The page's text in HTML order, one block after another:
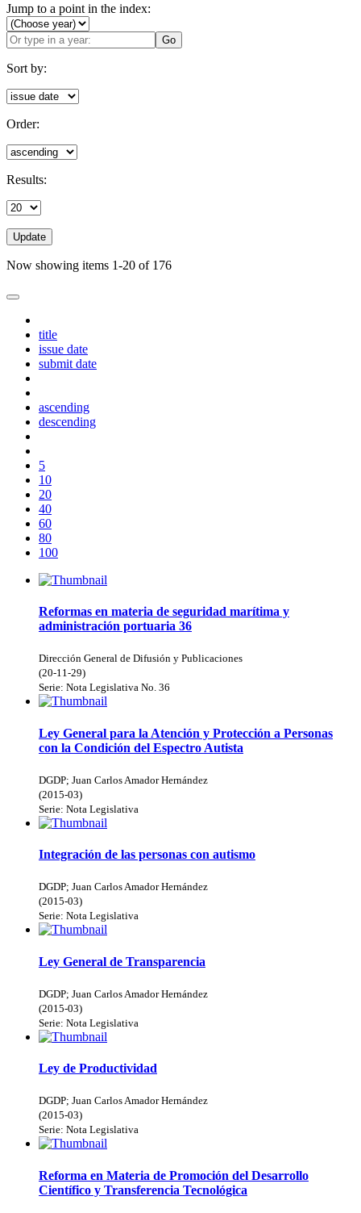
Jump to a point in the index:
Go
Sort by:
Order:
Results:
Update
Now showing items 1-20 of 176
title
issue date
submit date
ascending
descending
5
10
20
40
60
80
100
Reformas en materia de seguridad marítima y
administración portuaria 36
Dirección General de Difusión y Publicaciones
(20-11-29)
Serie: Nota Legislativa No. 36
Ley General para la Atención y Protección a Personas
con la Condición del Espectro Autista
DGDP; Juan Carlos Amador Hernández
(2015-03)
Serie: Nota Legislativa
Integración de las personas con autismo
DGDP; Juan Carlos Amador Hernández
(2015-03)
Serie: Nota Legislativa
Ley General de Transparencia
DGDP; Juan Carlos Amador Hernández
(2015-03)
Serie: Nota Legislativa
Ley de Productividad
DGDP; Juan Carlos Amador Hernández
(2015-03)
Serie: Nota Legislativa
Reforma en Materia de Promoción del Desarrollo
Científico y Transferencia Tecnológica